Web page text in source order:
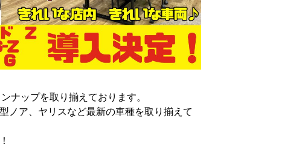
ナップを取り揃えております。
ノア、ヤリスなど最新の車種を取り揃えて